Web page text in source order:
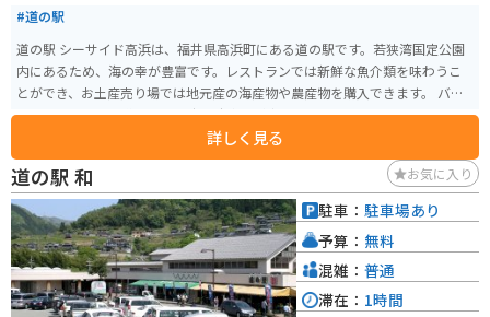
#道の駅
道の駅 シーサイド高浜は、福井県高浜町にある道の駅です。若狭湾国定公園
内にあるため、海の幸が豊富です。レストランでは新鮮な魚介類を味わうこ
とができ、お土産売り場では地元産の海産物や農産物を購入できます。 バイ
クで訪れる場合、道の駅には広い駐車場が完備されているので安心です。ま
た、周辺には海岸線沿いを走る快適な道路が多く、ツーリングにも最適なエ
リアです。特に、レインボーラインは景色が良く、バイクで走ると爽快です。
高浜町は、若狭塗り箸の産地としても有名です。道の駅 シーサイド高浜で
も、美しい若狭塗り箸が販売されています。お土産にいかがでしょうか。
詳しく見る
道の駅 和 お気に入り
駐車： 駐車場あり
予算： 無料
混雑： 普通
滞在： 1時間